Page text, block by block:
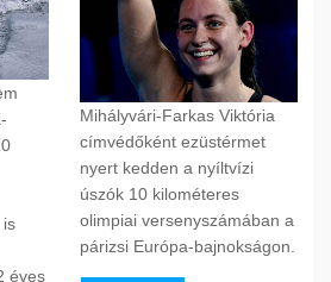
éves
Mihályvári-Farkas Viktória
címvédőként ezüstérmet
nyert kedden a nyíltvízi
úszók 10 kilométeres
olimpiai versenyszámában a
párizsi Európa-bajnokságon.